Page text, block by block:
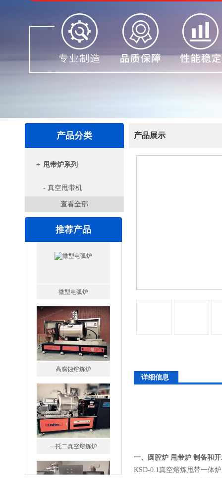
产品分类
+ 甩带炉系列
- 真空甩带机
查看全部
推荐产品
高腐蚀熔炼炉
一托二真空熔炼炉
微型真空熔炼炉
产品展示
详细信息
一、
圆腔炉 甩带炉 制备和
KSD-0.1真空熔炼甩带一体